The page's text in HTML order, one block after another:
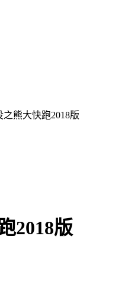
之熊大快跑2018版
2018版